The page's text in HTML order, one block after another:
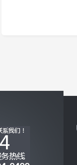
互联网+
企业手机客户端